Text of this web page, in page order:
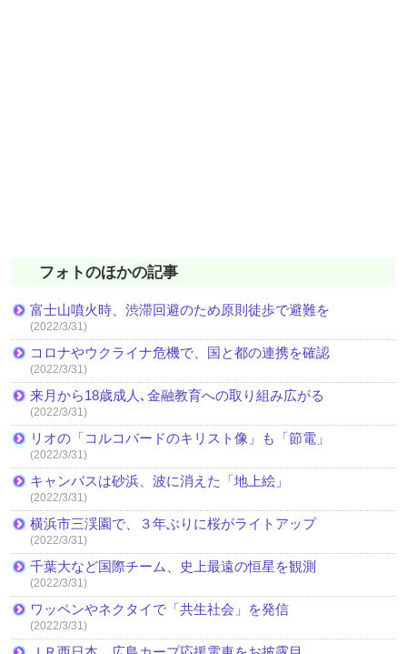
フォトのほかの記事
富士山噴火時、渋滞回避のため原則徒歩で避難を
(2022/3/31)
コロナやウクライナ危機で、国と都の連携を確認
(2022/3/31)
来月から18歳成人､金融教育への取り組み広がる
(2022/3/31)
リオの「コルコバードのキリスト像」も「節電」
(2022/3/31)
キャンバスは砂浜、波に消えた「地上絵」
(2022/3/31)
横浜市三渓園で、３年ぶりに桜がライトアップ
(2022/3/31)
千葉大など国際チーム、史上最遠の恒星を観測
(2022/3/31)
ワッペンやネクタイで「共生社会」を発信
(2022/3/31)